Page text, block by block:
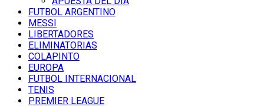
FUTBOL ARGENTINO
MESSI
LIBERTADORES
ELIMINATORIAS
COLAPINTO
EUROPA
FUTBOL INTERNACIONAL
TENIS
PREMIER LEAGUE